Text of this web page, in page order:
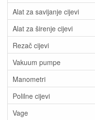
Alat za savijanje cijevi
Alat za širenje cijevi
Rezač cijevi
Vakuum pumpe
Manometri
Polilne cijevi
Vage